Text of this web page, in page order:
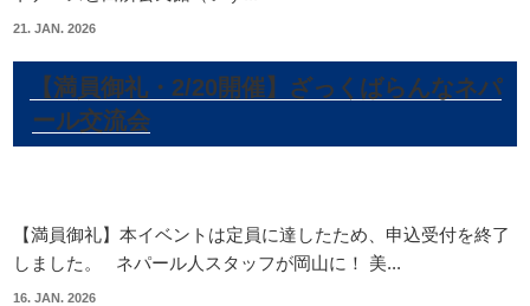
21. JAN. 2026
【満員御礼・2/20開催】ざっくばらんなネパ
ール交流会
【満員御礼】本イベントは定員に達したため、申込受付を終了
しました。 ネパール人スタッフが岡山に！ 美...
16. JAN. 2026